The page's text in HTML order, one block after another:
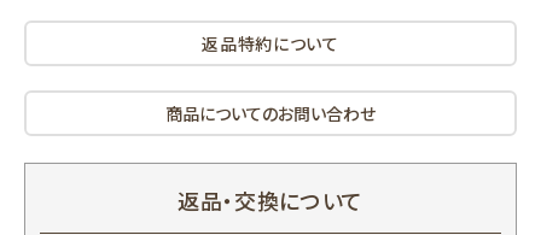
返品特約について
商品についてのお問い合わせ
返品・交換について